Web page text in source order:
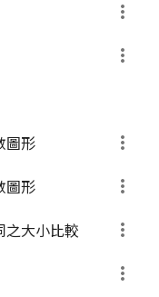
圖形
圖形
之大小比較